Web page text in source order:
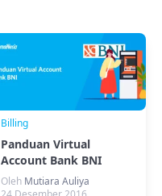
Billing
Panduan Virtual
Account Bank BNI
Oleh Mutiara Auliya